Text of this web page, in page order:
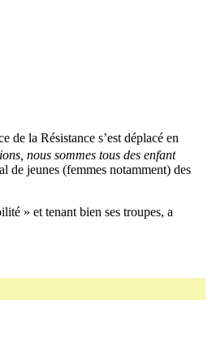
la Résistance s’est déplacé en
nous sommes tous des enfant
de jeunes (femmes notamment) des
» et tenant bien ses troupes, a